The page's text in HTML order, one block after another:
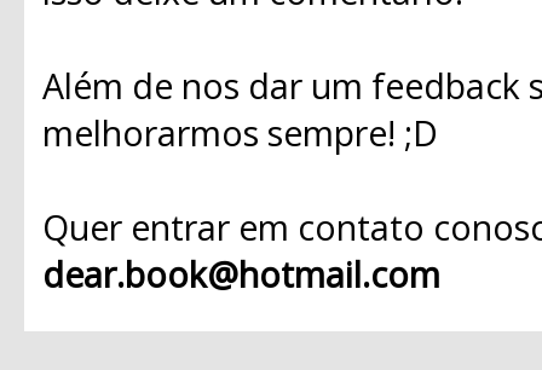
Além de nos dar um
melhorarmos sempre! ;D
Quer entrar em contato
dear.book@hotmail.com